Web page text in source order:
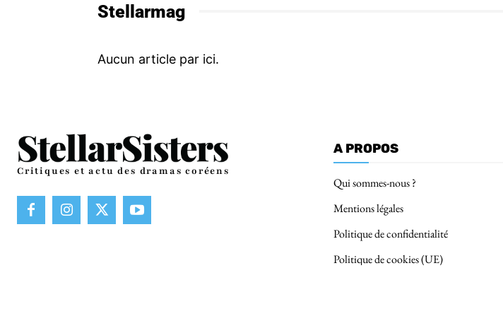
Stellarmag
Critiques et actu des dramas coréens
A PROPOS
Qui sommes-nous ?
Mentions légales
Politique de confidentialité
Politique de cookies (UE)